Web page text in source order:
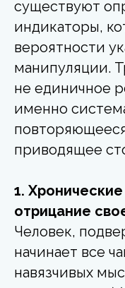
существуют
индикаторы,
вероятности
манипуляции.
не единичное
именно
приводящее
1.
отрицание
Человек,
начинает все
навязчивых